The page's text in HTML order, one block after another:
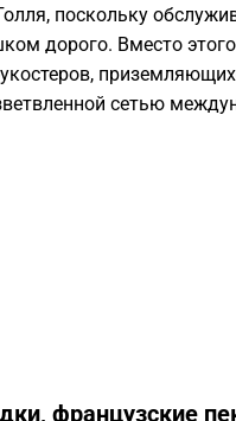
поскольку
дорого. Вместо
сетью
французские